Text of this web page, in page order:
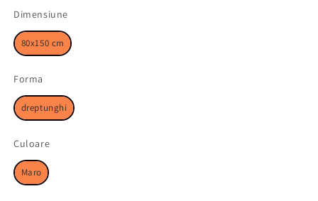
Dimensiune
80x150 cm
Forma
dreptunghi
CuloareCuloare
Maro